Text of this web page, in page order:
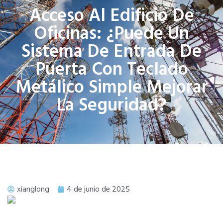
Acceso Al Edificio De
Oficinas: ¿Puede Un
Sistema De Entrada De
Puerta Con Teclado
Metálico Simple Mejorar
La Seguridad?
xianglong 4 de junio de 2025